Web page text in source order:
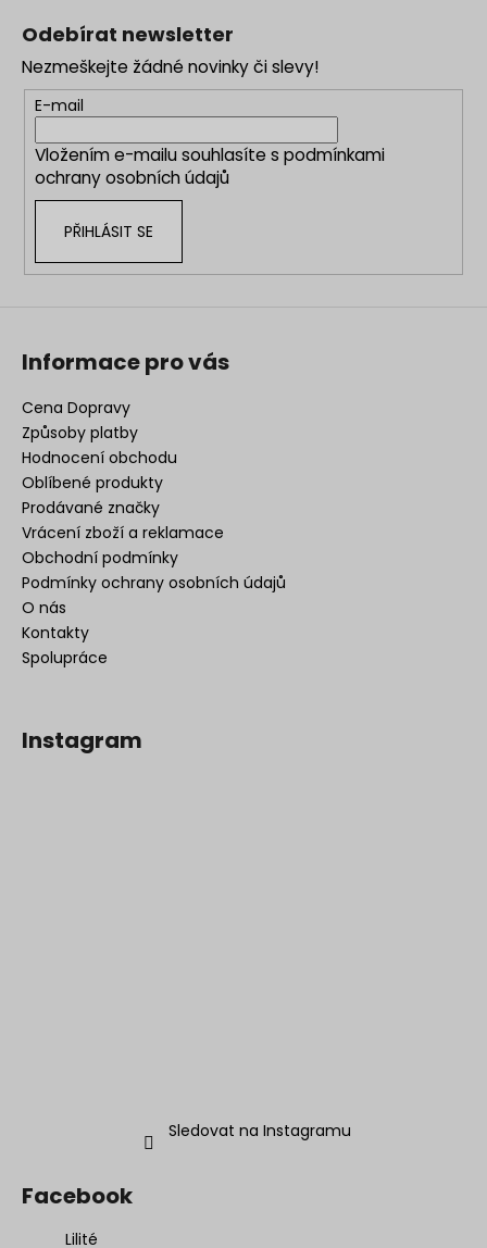
Odebírat newsletter
Nezmeškejte žádné novinky či slevy!
E-mail
Vložením e-mailu souhlasíte s podmínkami
ochrany osobních údajů
PŘIHLÁSIT SE
Informace pro vás
Cena Dopravy
Způsoby platby
Hodnocení obchodu
Oblíbené produkty
Prodávané značky
Vrácení zboží a reklamace
Obchodní podmínky
Podmínky ochrany osobních údajů
O nás
Kontakty
Spolupráce
Instagram
Sledovat na Instagramu
Facebook
Lilité